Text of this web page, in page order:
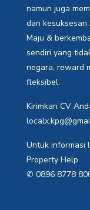
namun juga
dan kesuksesan
Maju &
sendiri yang
negara, reward
fleksibel.
Kirimkan CV
Untuk informasi
Property Help
✆ 0896 8778